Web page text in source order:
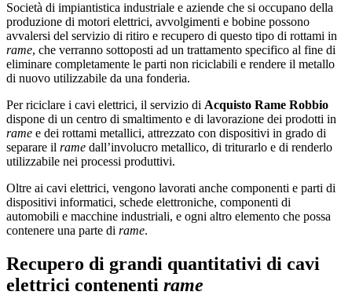
Società di impiantistica industriale e aziende che si occupano della
produzione di motori elettrici, avvolgimenti e bobine possono
avvalersi del servizio di ritiro e recupero di questo tipo di rottami in
rame, che verranno sottoposti ad un trattamento specifico al fine di
eliminare completamente le parti non riciclabili e rendere il metallo
di nuovo utilizzabile da una fonderia.
Per riciclare i cavi elettrici, il servizio di Acquisto Rame Robbio
dispone di un centro di smaltimento e di lavorazione dei prodotti in
rame e dei rottami metallici, attrezzato con dispositivi in grado di
separare il rame dall’involucro metallico, di triturarlo e di renderlo
utilizzabile nei processi produttivi.
Oltre ai cavi elettrici, vengono lavorati anche componenti e parti di
dispositivi informatici, schede elettroniche, componenti di
automobili e macchine industriali, e ogni altro elemento che possa
contenere una parte di rame.
Recupero di grandi quantitativi di cavi
elettrici contenenti rame